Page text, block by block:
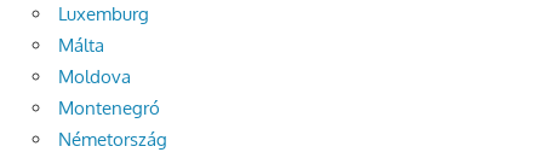
Luxemburg
Málta
Moldova
Montenegró
Németország